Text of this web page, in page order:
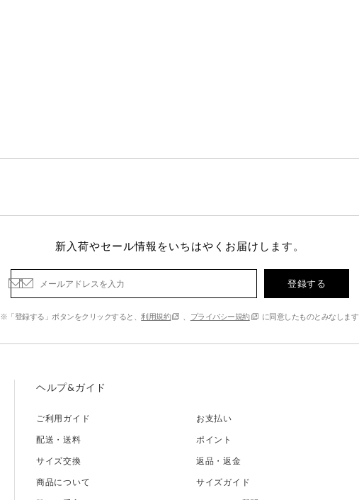
新入荷やセール情報をいちはやくお届けします。
登録する
※「登録する」ボタンをクリックすると、利用規約 プライバシー規約 に同意したものとみなします
ヘルプ&ガイド
ご利用ガイド
お支払い
配送・送料
ポイント
サイズ交換
返品・返金
商品について
サイズガイド